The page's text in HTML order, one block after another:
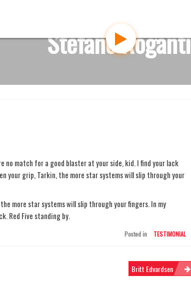
Stefano Roganti
no match for a good blaster at your side, kid. I find your lack
your grip, Tarkin, the more star systems will slip through your
more star systems will slip through your fingers. In my
Red Five standing by.
Posted in TESTIMONIAL
Britt Edvardsen